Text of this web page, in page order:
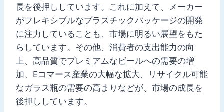
長を後押ししています。これに加えて、メーカー
がフレキシブルなプラスチックパッケージの開発
に注力していることも、市場に明るい展望をもた
らしています。その他、消費者の支出能力の向
上、高品質でプレミアムなビールへの需要の増
加、Eコマース産業の大幅な拡大、リサイクル可能
なガラス瓶の需要の高まりなどが、市場の成長を
後押ししています。